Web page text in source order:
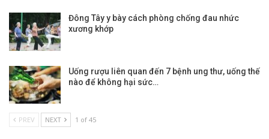
Đông Tây y bày cách phòng chống đau nhức
xương khớp
Uống rượu liên quan đến 7 bệnh ung thư, uống thế
nào để không hại sức…
PREV NEXT 1 of 45